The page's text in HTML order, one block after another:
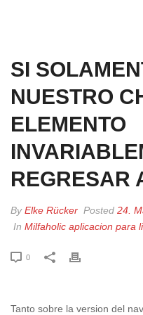
SI
NUESTRO
ELEMENTO
REGRESAR
ByElke Rücker Posted 24.
In Milfaholic aplicacion para
0
Tanto sobre la version del